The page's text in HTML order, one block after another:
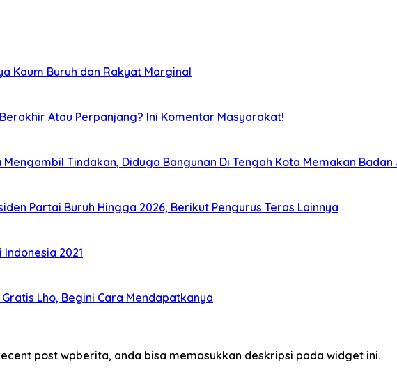
Kaum Buruh dan Rakyat Marginal
Atau Perpanjang? Ini Komentar Masyarakat!
Tindakan, Diduga Bangunan Di Tengah Kota Memakan Badan
Partai Buruh Hingga 2026, Berikut Pengurus Teras Lainnya
Indonesia 2021
Lho, Begini Cara Mendapatkanya
post wpberita, anda bisa memasukkan deskripsi pada widget ini.